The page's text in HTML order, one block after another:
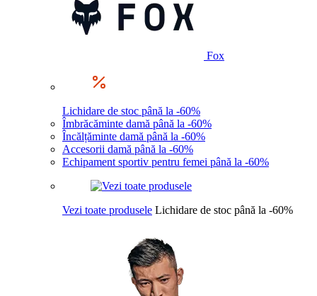
Fox
Lichidare de stoc până la -60%
Îmbrăcăminte damă până la -60%
Încălțăminte damă până la -60%
Accesorii damă până la -60%
Echipament sportiv pentru femei până la -60%
Vezi toate produsele Lichidare de stoc până la -60%